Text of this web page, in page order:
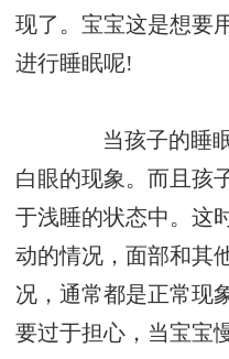
现了。宝宝这是想要
进行睡眠呢!
当孩子的睡眠
白眼的现象。而且孩
于浅睡的状态中。这
动的情况，面部和其
况，通常都是正常现
要过于担心，当宝宝